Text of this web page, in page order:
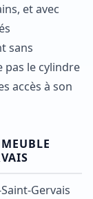
et avec
sans
le cylindre
accès à son
Gervais